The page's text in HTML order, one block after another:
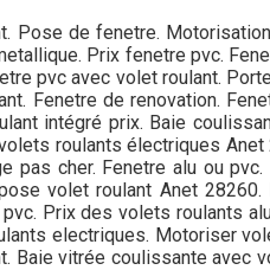
Pose de fenetre.
Prix fenetre pvc.
pvc avec volet roulant.
Fenetre de renovation.
intégré prix. Baie
roulants électriques
pas cher. Fenetre alu ou
volet roulant Anet
Prix des volets roulants
electriques. Motoriser
vitrée coulissante avec